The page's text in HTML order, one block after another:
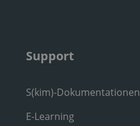
Support
S(kim)-Dokumentationen
E-Learning